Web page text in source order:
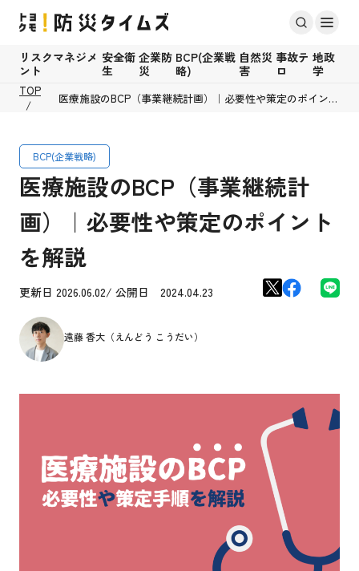
リスクマネジメ
ント
安全衛
生
企業防
災
BCP(企業戦
略)
自然災
害
事故テ
ロ
地政
学
TOP
医療施設のBCP（事業継続計画）｜必要性や策定のポイント
BCP(企業戦略)
医療施設のBCP（事業継続計
画）｜必要性や策定のポイント
を解説
更新日 2026.06.02/ 公開日 2024.04.23
遠藤 香大（えんどう こうだい）